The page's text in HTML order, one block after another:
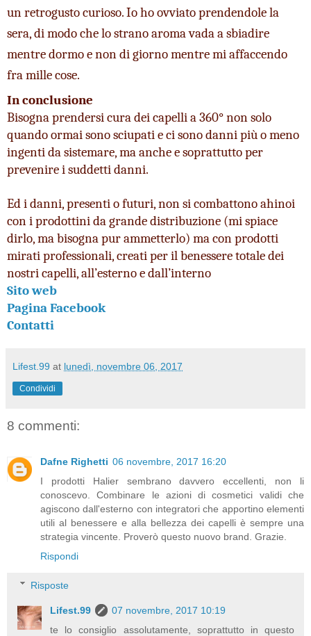
un retrogusto curioso. Io ho ovviato prendendole la
sera, di modo che lo strano aroma vada a sbiadire
mentre dormo e non di giorno mentre mi affaccendo
fra mille cose.
In conclusione
Bisogna prendersi cura dei capelli a 360° non solo
quando ormai sono sciupati e ci sono danni più o meno
ingenti da sistemare, ma anche e soprattutto per
prevenire i suddetti danni.
Ed i danni, presenti o futuri, non si combattono ahinoi
con i prodottini da grande distribuzione (mi spiace
dirlo, ma bisogna pur ammetterlo) ma con prodotti
mirati professionali, creati per il benessere totale dei
nostri capelli, all’esterno e dall’interno
Sito web
Pagina Facebook
Contatti
Lifest.99 at lunedì, novembre 06, 2017
Condividi
8 commenti:
Dafne Righetti 06 novembre, 2017 16:20
I prodotti Halier sembrano davvero eccellenti, non li
conoscevo. Combinare le azioni di cosmetici validi che
agiscono dall'esterno con integratori che apportino elementi
utili al benessere e alla bellezza dei capelli è sempre una
strategia vincente. Proverò questo nuovo brand. Grazie.
Rispondi
Risposte
Lifest.99
07 novembre, 2017 10:19
te lo consiglio assolutamente, soprattutto in questo